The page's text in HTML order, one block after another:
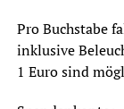
Pro Buchstabe
inklusive
1 Euro sind